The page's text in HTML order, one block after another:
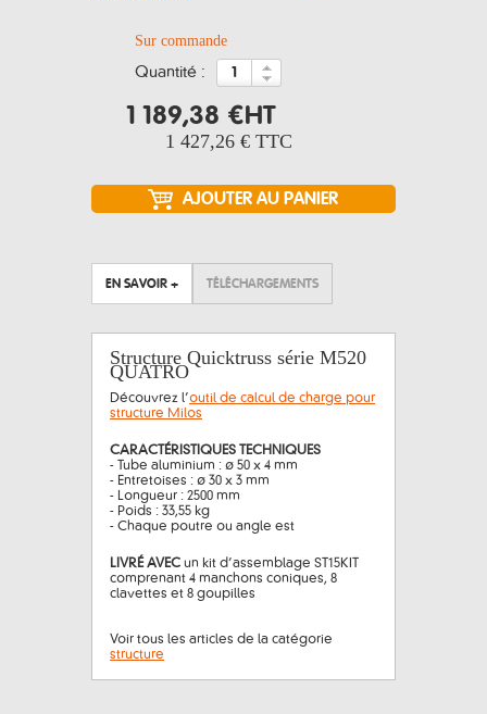
Sur commande
quantité :
1 189,38 €HT
1 427,26 € TTC
EN SAVOIR + TÉLÉCHARGEMENTS
Structure Quicktruss série M520
QUATRO
Découvrez l’outil de calcul de charge pour
structure Milos
CARACTÉRISTIQUES TECHNIQUES
- Tube aluminium : ø 50 x 4 mm
- Entretoises : ø 30 x 3 mm
- Longueur : 2500 mm
- Poids : 33,55 kg
- Chaque poutre ou angle est
LIVRÉ AVEC un kit d’assemblage ST15KIT
comprenant 4 manchons coniques, 8
clavettes et 8 goupilles
Voir tous les articles de la catégorie
structure